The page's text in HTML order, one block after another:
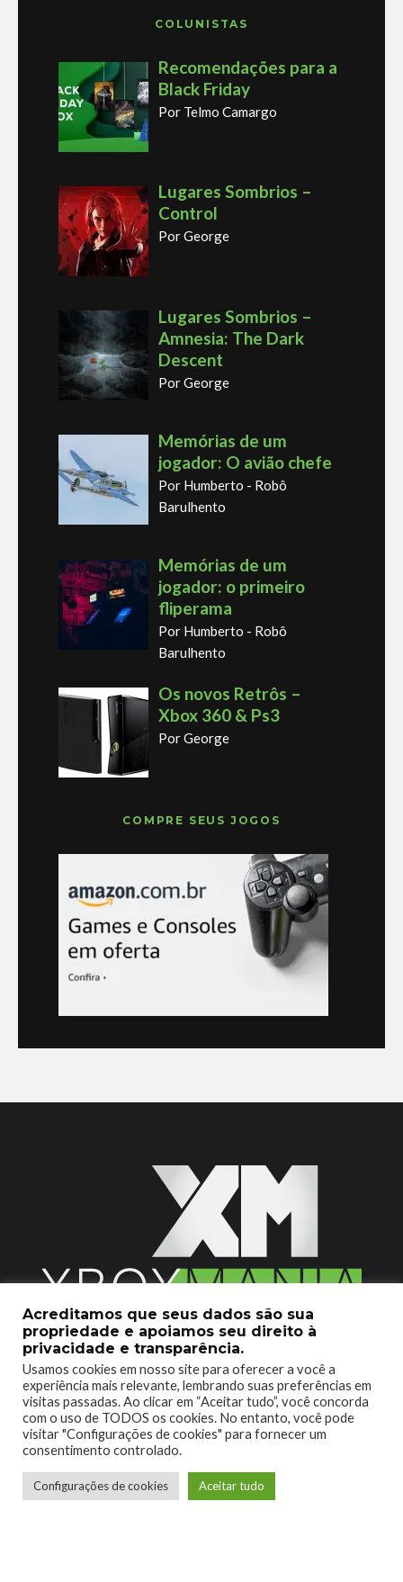
COLUNISTAS
Recomendações para a
Black Friday
Por Telmo Camargo
Lugares Sombrios –
Control
Por George
Lugares Sombrios –
Amnesia: The Dark
Descent
Por George
Memórias de um
jogador: O avião chefe
Por Humberto - Robô
Barulhento
Memórias de um
jogador: o primeiro
fliperama
Por Humberto - Robô
Barulhento
Os novos Retrôs –
Xbox 360 & Ps3
Por George
COMPRE SEUS JOGOS
2020 © Xboxmania. Todos os Direitos Reservados.
SOBRE O XBOX MANIA CONTATO
ENCONTROU UM PROBLEMA?
Acreditamos que seus dados são sua
propriedade e apoiamos seu direito à
privacidade e transparência.
Usamos cookies em nosso site para oferecer a você a
experiência mais relevante, lembrando suas preferências em
visitas passadas. Ao clicar em “Aceitar tudo”, você concorda
com o uso de TODOS os cookies. No entanto, você pode
visitar "Configurações de cookies" para fornecer um
consentimento controlado.
Configurações de cookies Aceitar tudo